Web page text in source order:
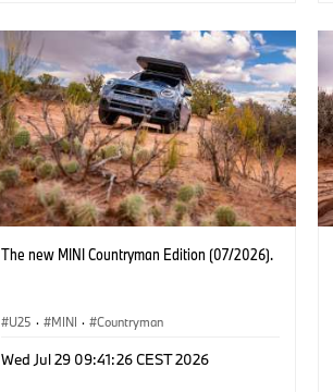
The new MINI Countryman Edition (07/2026).
U25 · MINI · Countryman
Wed Jul 29 09:41:26 CEST 2026